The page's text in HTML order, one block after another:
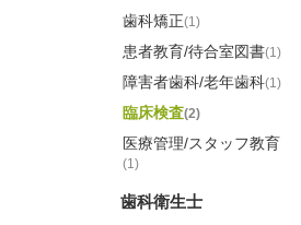
歯科矯正(1)
患者教育/待合室図書(1)
障害者歯科/老年歯科(1)
臨床検査(2)
医療管理/スタッフ教育
(1)
歯科衛生士